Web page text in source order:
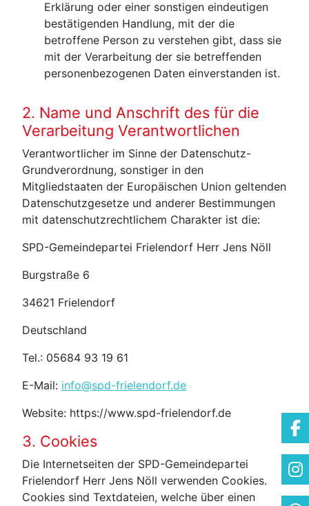
Erklärung oder einer sonstigen eindeutigen
bestätigenden Handlung, mit der die
betroffene Person zu verstehen gibt, dass sie
mit der Verarbeitung der sie betreffenden
personenbezogenen Daten einverstanden ist.
2. Name und Anschrift des für die
Verarbeitung Verantwortlichen
Verantwortlicher im Sinne der Datenschutz-
Grundverordnung, sonstiger in den
Mitgliedstaaten der Europäischen Union geltenden
Datenschutzgesetze und anderer Bestimmungen
mit datenschutzrechtlichem Charakter ist die:
SPD-Gemeindepartei Frielendorf Herr Jens Nöll
Burgstraße 6
34621 Frielendorf
Deutschland
Tel.: 05684 93 19 61
E-Mail: info@spd-frielendorf.de
Website: https://www.spd-frielendorf.de
3. Cookies
Die Internetseiten der SPD-Gemeindepartei
Frielendorf Herr Jens Nöll verwenden Cookies.
Cookies sind Textdateien, welche über einen